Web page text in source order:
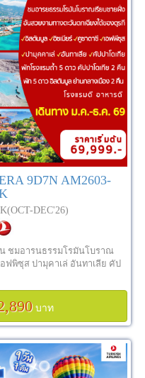
9D7N AM2603-
DEC'26)
น ชมอารนธรรมโรมันโบราณ
ฟพิซุส ปามุคาเล่ อันทาเลีย คัป
บาท